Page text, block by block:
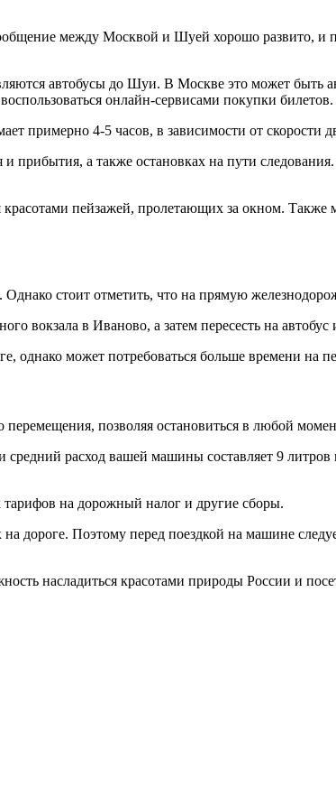
между Москвой и Шуей хорошо развито, и
автобусы до Шуи. В Москве это может быть
онлайн-сервисами покупки билетов.
примерно 4-5 часов, в зависимости от скорости
а также остановках на пути
красотами пейзажей, пролетающих за окном. Также
стоит отметить, что на прямую
вокзала в Иваново, а затем пересесть на
однако может потребоваться больше времени на
позволяя остановиться в любой
расход вашей машины составляет 9 литров
тарифов на дорожный налог и другие сборы.
дороге. Поэтому перед поездкой на машине
насладиться красотами природы России и